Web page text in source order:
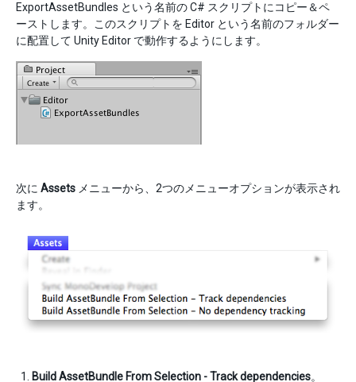
ExportAssetBundles という名前の C# スクリプトにコピー＆ペ
ーストします。このスクリプトを Editor という名前のフォルダー
に配置して Unity Editor で動作するようにします。
次に Assets メニューから、2つのメニューオプションが表示され
ます。
Build AssetBundle From Selection - Track dependencies。